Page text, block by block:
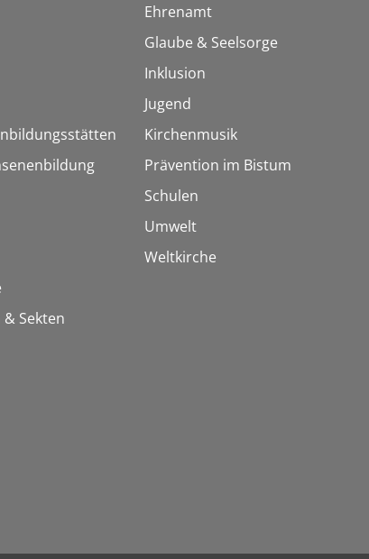
Sekten
Ehrenamt
Glaube & Seelsorge
Inklusion
Jugend
Kirchenmusik
Prävention im Bistum
Schulen
Umwelt
Weltkirche